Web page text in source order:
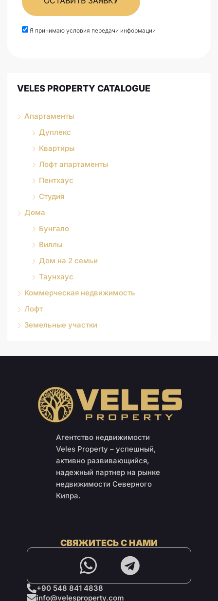
Я принимаю условия передачи информации
VELES PROPERTY CATALOGUE
Апартаменты
Дуплекс
Квартиры
Лофт апартаменты
Пентхаус
Студия
Дома
Бунгало
Виллы
Дом на 2 семьи
Таунхаус
Коммерческая недвижимость
Лофт
Земельные участки
Агентство недвижимости
Veles Property – успешный,
активно развивающийся,
надежный партнер на рынке
недвижимости Северного
Кипра.
СВЯЖИТЕСЬ С НАМИ
+90 548 841 4838
info@velesproperty.com